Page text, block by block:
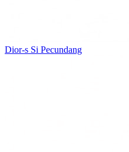
Dior-s Si Pecundang